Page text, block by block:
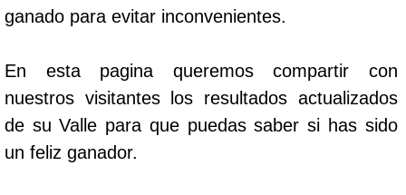
ganado para evitar inconvenientes.
En esta pagina queremos compartir con
nuestros visitantes los resultados actualizados
de su Valle para que puedas saber si has sido
un feliz ganador.